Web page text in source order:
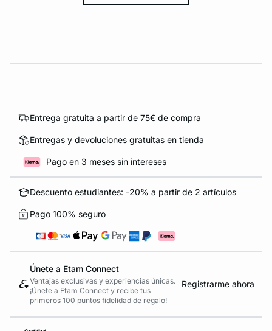
Entrega gratuita a partir de 75€ de compra
Entregas y devoluciones gratuitas en tienda
Pago en 3 meses sin intereses
Descuento estudiantes: -20% a partir de 2 artículos
Pago 100% seguro
Únete a Etam Connect
Ventajas exclusivas y experiencias únicas.
¡Únete a Etam Connect y recibe tus
primeros 100 puntos fidelidad de regalo!
Registrarme ahora